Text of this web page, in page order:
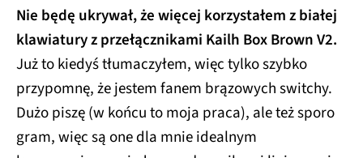
Nie będę ukrywał, że więcej korzystałem z białej
klawiatury z przełącznikami Kailh Box Brown V2.
Już to kiedyś tłumaczyłem, więc tylko szybko
przypomnę, że jestem fanem brązowych switchy.
Dużo piszę (w końcu to moja praca), ale też sporo
gram, więc są one dla mnie idealnym